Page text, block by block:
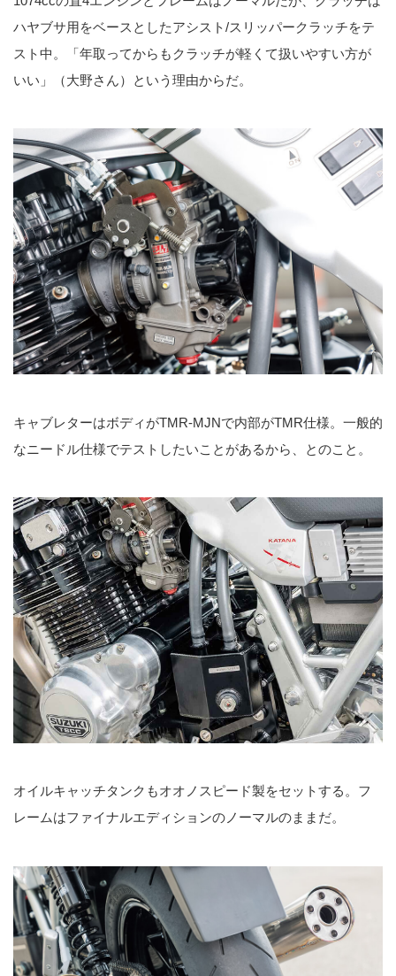
ハヤブサ用をベースとしたアシスト/スリッパークラッチをテ
スト中。「年取ってからもクラッチが軽くて扱いやすい方が
いい」（大野さん）という理由からだ。
キャブレターはボディがTMR-MJNで内部がTMR仕様。一般的
なニードル仕様でテストしたいことがあるから、とのこと。
オイルキャッチタンクもオオノスピード製をセットする。フ
レームはファイナルエディションのノーマルのままだ。